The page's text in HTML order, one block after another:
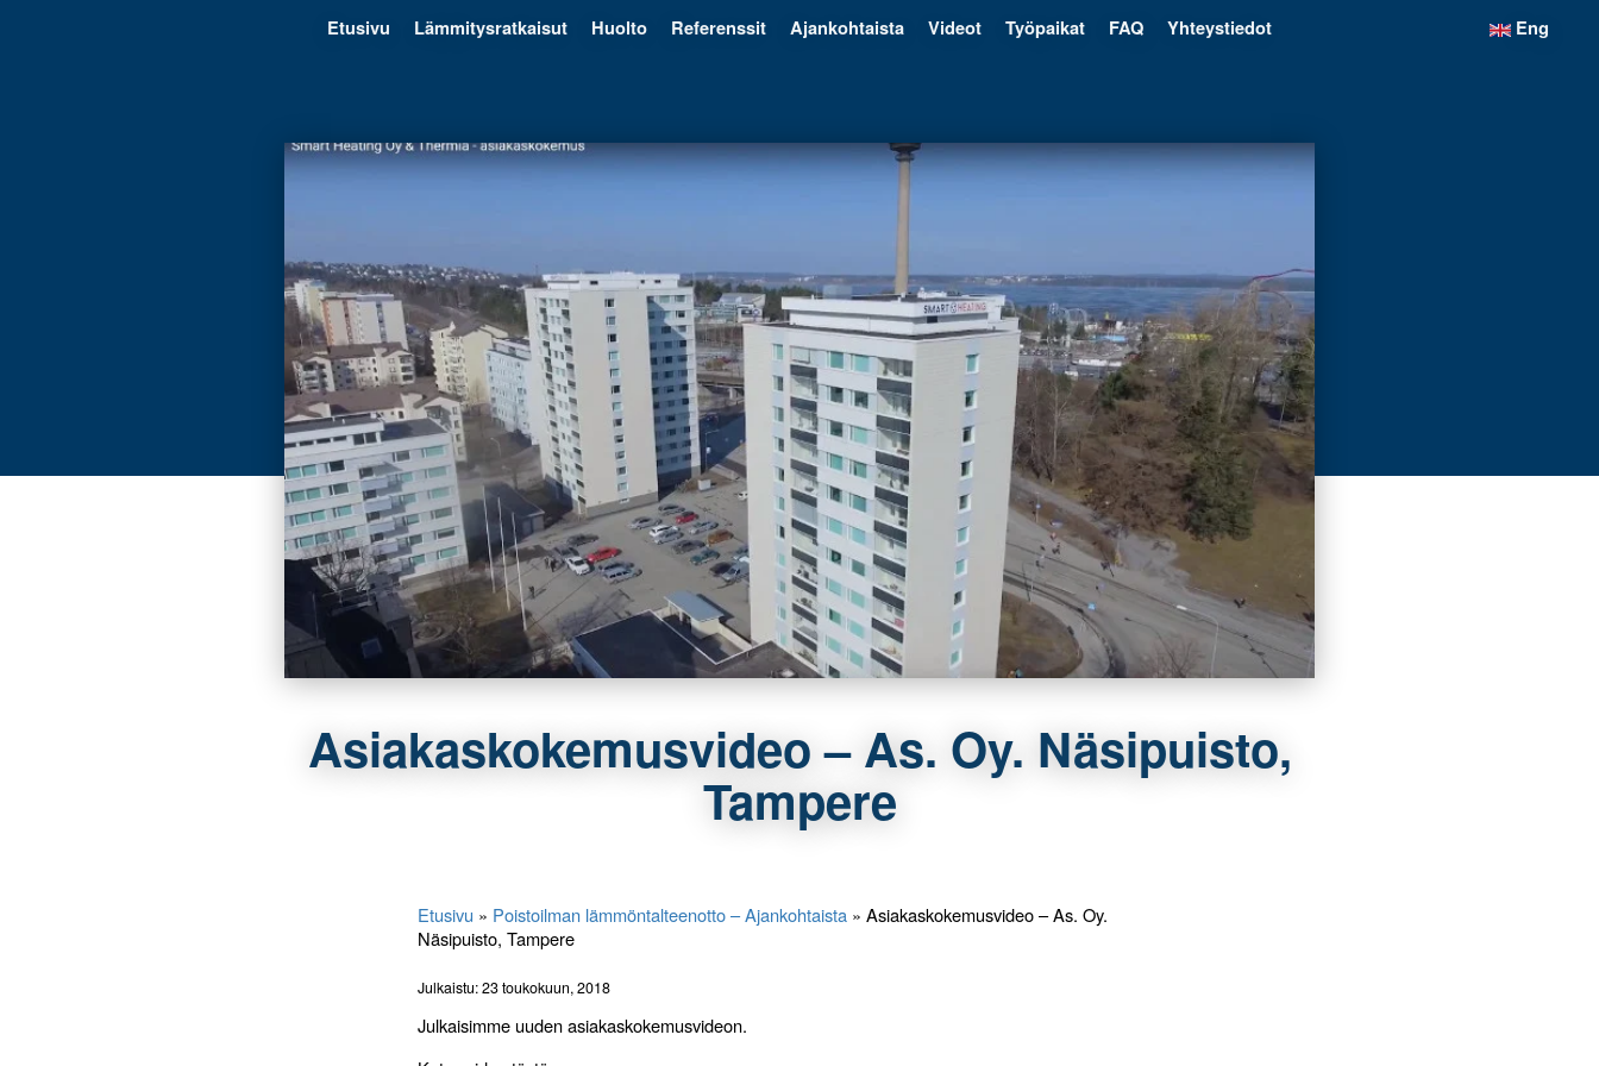
Etusivu Lämmitysratkaisut Huolto Referenssit Ajankohtaista Videot Työpaikat FAQ Yhteystiedot Eng
Asiakaskokemusvideo – As. Oy. Näsipuisto,
Tampere
Etusivu » Poistoilman lämmöntalteenotto – Ajankohtaista » Asiakaskokemusvideo – As. Oy.
Näsipuisto, Tampere
Julkaistu: 23 toukokuun, 2018
Julkaisimme uuden asiakaskokemusvideon.